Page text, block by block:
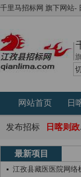
千里马招标网 旗下网站-
网站首页 日
发布招标
最新项目
江孜县藏医医院网络